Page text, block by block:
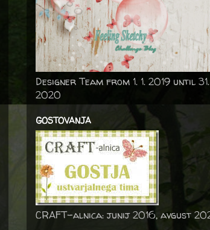
Designer Team from 1. 1. 2019 until
2020
GOSTOVANJA
CRAFT-alnica: junij 2016, avgust